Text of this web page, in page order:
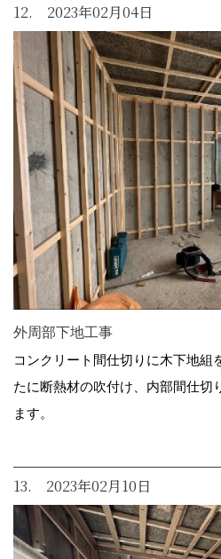
12. 2023年02月04日
外周部下地工事
コンクリート間仕切りに木下地組
たに断熱材の吹付け、内部間仕切
ます。
13. 2023年02月10日